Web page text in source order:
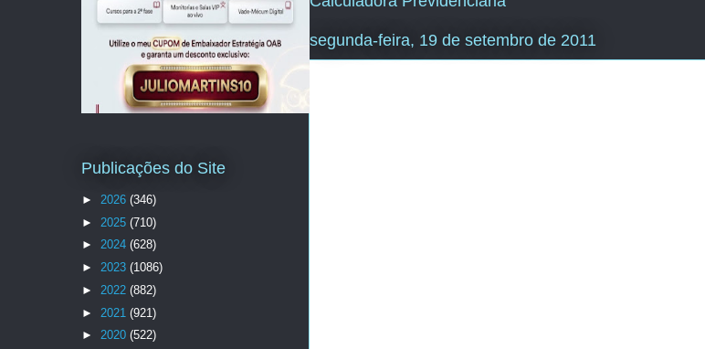
segunda-feira, 19 de setembro de 2011
Publicações do Site
► 2026 (346)
► 2025 (710)
► 2024 (628)
► 2023 (1086)
► 2022 (882)
► 2021 (921)
► 2020 (522)